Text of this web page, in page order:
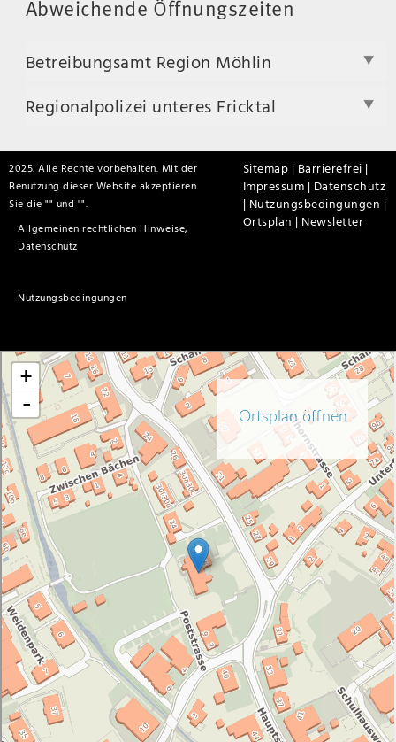
Abweichende Öffnungszeiten
Betreibungsamt Region Möhlin
Regionalpolizei unteres Fricktal
2025. Alle Rechte vorbehalten. Mit der
Benutzung dieser Website akzeptieren
Sie die "
Allgemeinen rechtlichen Hinweise,
Datenschutz
" und "
Nutzungsbedingungen
".
Sitemap | Barrierefrei |
Impressum | Datenschutz
| Nutzungsbedingungen |
Ortsplan | Newsletter